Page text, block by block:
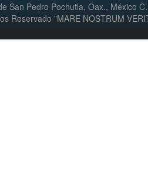
San Pedro Pochutla, Oax., México
Reservado "MARE NOSTRUM